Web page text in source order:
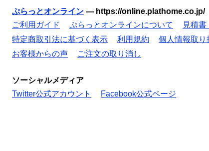
ぷらっとオンライン — https://online.plathome.co.jp/
ご利用ガイド
ぷらっとオンラインについて 見積
特定商取引法に基づく表示
利用規約 個人情報取り
お客様からの声
ご注文の取り消し
ソーシャルメディア
Twitter公式アカウント
Facebook公式ページ